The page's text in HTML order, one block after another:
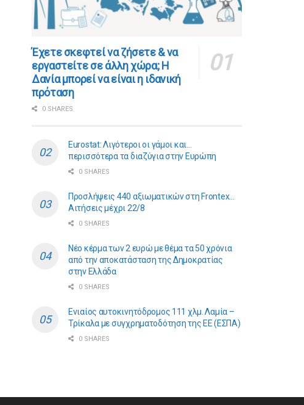
​​Έχετε σκεφτεί να ζήσετε & να
εργαστείτε σε άλλη χώρα; Η
Δανία μπορεί να είναι η ιδανική
πρόταση
0 SHARES
Eurostat: Λιγότεροι οι γάμοι και…
περισσότερα τα διαζύγια στην Ευρώπη
0 SHARES
Προσλήψεις 440 αξιωματικών στη Frontex…
Αιτήσεις μέχρι 22/8
0 SHARES
Νέο κέρμα των 2 ευρώ με θέμα τα 50 χρόνια
από την αποκατάσταση της Δημοκρατίας
στην Ελλάδα
0 SHARES
Ενιαίος αυτοκινητόδρομος 111 χλμ. Λαμία –
Τρίκαλα με συγχρηματοδότηση της ΕE (ΕΣΠΑ)
0 SHARES